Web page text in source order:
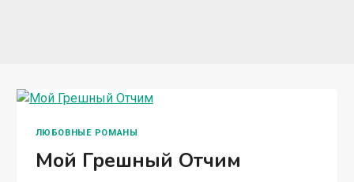
ЛЮБОВНЫЕ РОМАНЫ
Мой Грешный Отчим